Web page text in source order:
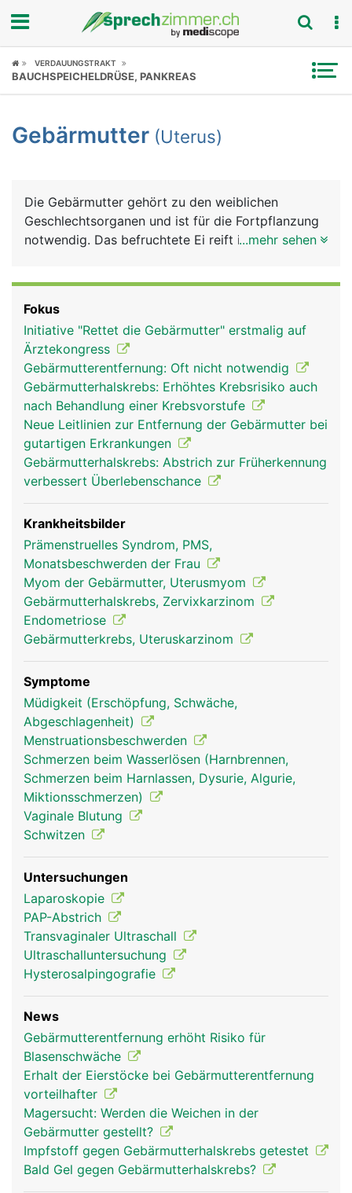
Fokus
Symptome
News
Rubriken
VERDAUUNGSTRAKT
BAUCHSPEICHELDRÜSE, PANKREAS
Gebärmutter (Uterus)
Die Gebärmutter gehört zu den weiblichen
Geschlechtsorganen und ist für die Fortpflanzung
notwendig. Das befruchtete Ei reift in der...mehr sehen
Fokus
Initiative "Rettet die Gebärmutter" erstmalig auf
Ärztekongress
Gebärmutterentfernung: Oft nicht notwendig
Gebärmutterhalskrebs: Erhöhtes Krebsrisiko auch
nach Behandlung einer Krebsvorstufe
Neue Leitlinien zur Entfernung der Gebärmutter bei
gutartigen Erkrankungen
Gebärmutterhalskrebs: Abstrich zur Früherkennung
verbessert Überlebenschance
Krankheitsbilder
Prämenstruelles Syndrom, PMS,
Monatsbeschwerden der Frau
Myom der Gebärmutter, Uterusmyom
Gebärmutterhalskrebs, Zervixkarzinom
Endometriose
Gebärmutterkrebs, Uteruskarzinom
Symptome
Müdigkeit (Erschöpfung, Schwäche,
Abgeschlagenheit)
Menstruationsbeschwerden
Schmerzen beim Wasserlösen (Harnbrennen,
Schmerzen beim Harnlassen, Dysurie, Algurie,
Miktionsschmerzen)
Vaginale Blutung
Schwitzen
Untersuchungen
Laparoskopie
PAP-Abstrich
Transvaginaler Ultraschall
Ultraschalluntersuchung
Hysterosalpingografie
News
Gebärmutterentfernung erhöht Risiko für
Blasenschwäche
Erhalt der Eierstöcke bei Gebärmutterentfernung
vorteilhafter
Magersucht: Werden die Weichen in der
Gebärmutter gestellt?
Impfstoff gegen Gebärmutterhalskrebs getestet
Bald Gel gegen Gebärmutterhalskrebs?